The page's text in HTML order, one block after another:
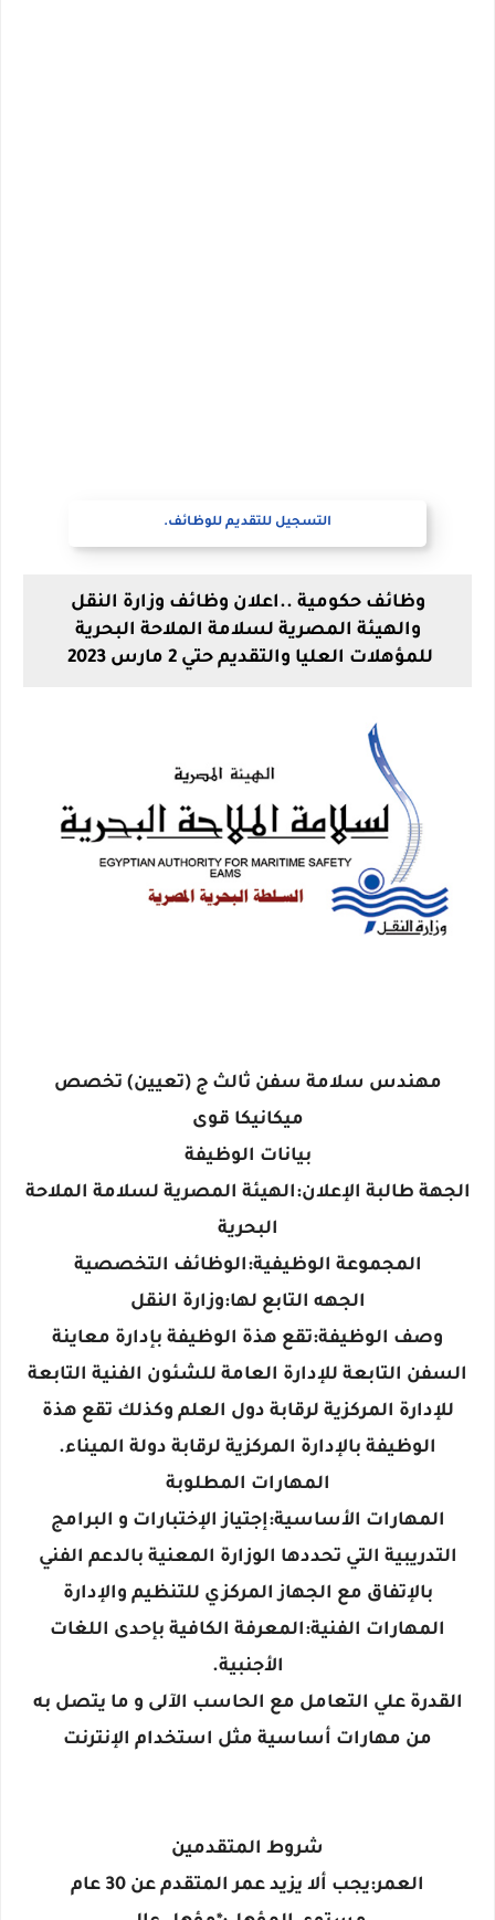
التسجيل للتقديم للوظائف.
وظائف حكومية ..اعلان وظائف وزارة النقل
والهيئة المصرية لسلامة الملاحة البحرية
للمؤهلات العليا والتقديم حتي 2 مارس 2023
مهندس سلامة سفن ثالث ج (تعيين) تخصص
ميكانيكا قوى
بيانات الوظيفة
الجهة طالبة الإعلان:الهيئة المصرية لسلامة الملاحة
البحرية
المجموعة الوظيفية:الوظائف التخصصية
الجهه التابع لها:وزارة النقل
وصف الوظيفة:تقع هذة الوظيفة بإدارة معاينة
السفن التابعة للإدارة العامة للشئون الفنية التابعة
للإدارة المركزية لرقابة دول العلم وكذلك تقع هذة
الوظيفة بالإدارة المركزية لرقابة دولة الميناء.
المهارات المطلوبة
المهارات الأساسية:إجتياز الإختبارات و البرامج
التدريبية التي تحددها الوزارة المعنية بالدعم الفني
بالإتفاق مع الجهاز المركزي للتنظيم والإدارة
المهارات الفنية:المعرفة الكافية بإحدى اللغات
الأجنبية.
القدرة علي التعامل مع الحاسب الآلى و ما يتصل به
من مهارات أساسية مثل استخدام الإنترنت
شروط المتقدمين
العمر:يجب ألا يزيد عمر المتقدم عن 30 عام